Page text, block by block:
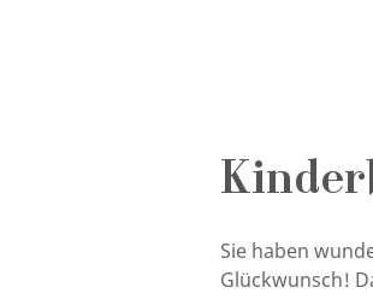
Sie haben
Glückwunsch!